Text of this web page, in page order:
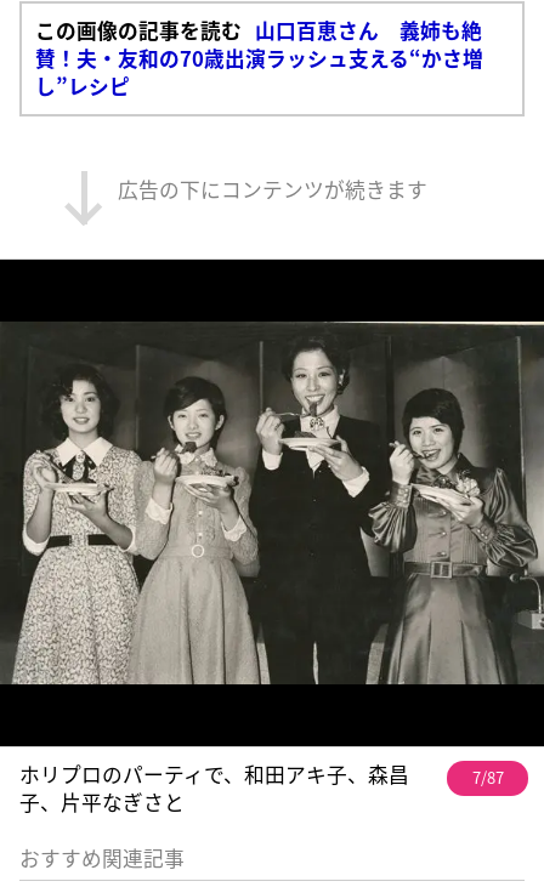
この画像の記事を読む 山口百恵さん 義姉も絶
賛！夫・友和の70歳出演ラッシュ支える“かさ増
し”レシピ
広告の下にコンテンツが続きます
ホリプロのパーティで、和田アキ子、森昌
子、片平なぎさと
7/87
おすすめ関連記事